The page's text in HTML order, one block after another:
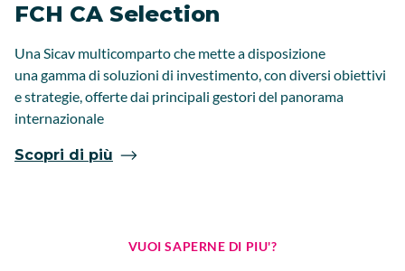
FCH CA Selection
Una Sicav multicomparto che mette a disposizione
una gamma di soluzioni di investimento, con diversi obiettivi
e strategie, offerte dai principali gestori del panorama
internazionale
Scopri di più
VUOI SAPERNE DI PIU'?